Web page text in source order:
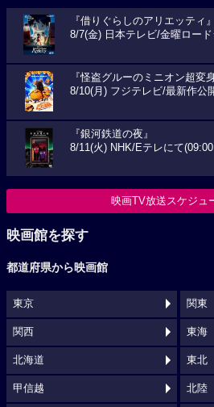
『借りぐらしのアリエッティ』
8/7(金) 日本テレビ/金曜ロー
『怪盗グルーのミニオン超変身
8/10(月) フジテレビ/最新作公
『銀河鉄道の夜』
8/11(火) NHK/Eテレにて
映画TV放送スケジュ
映画館を探す
都道府県から映画館
東京 関東
関西 東海
北海道 東北
甲信越 北陸